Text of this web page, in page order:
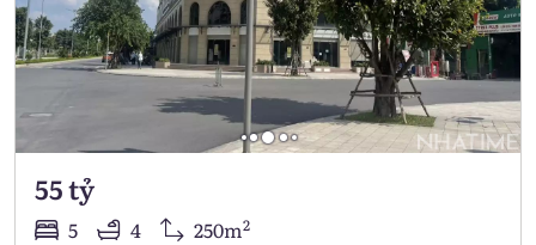
55 tỷ
5 4 250m2